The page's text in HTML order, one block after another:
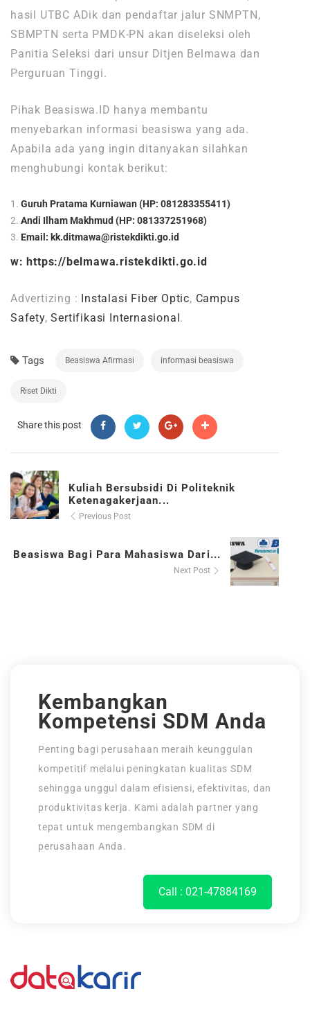
hasil UTBC ADik dan pendaftar jalur SNMPTN,
SBMPTN serta PMDK-PN akan diseleksi oleh
Panitia Seleksi dari unsur Ditjen Belmawa dan
Perguruan Tinggi.
Pihak Beasiswa.ID hanya membantu
menyebarkan informasi beasiswa yang ada.
Apabila ada yang ingin ditanyakan silahkan
menghubungi kontak berikut:
Guruh Pratama Kurniawan (HP: 081283355411)
Andi Ilham Makhmud (HP: 081337251968)
Email: kk.ditmawa@ristekdikti.go.id
w: https://belmawa.ristekdikti.go.id
Advertizing : Instalasi Fiber Optic, Campus
Safety,Sertifikasi Internasional.
Tags Beasiswa Afirmasi informasi beasiswa
Riset Dikti
Share this post
Kuliah Bersubsidi Di Politeknik
Ketenagakerjaan...
Previous Post
Beasiswa Bagi Para Mahasiswa Dari...
Next Post
Kembangkan
Kompetensi SDM Anda
Penting bagi perusahaan meraih keunggulan
kompetitif melalui peningkatan kualitas SDM
sehingga unggul dalam efisiensi, efektivitas, dan
produktivitas kerja. Kami adalah partner yang
tepat untuk mengembangkan SDM di
perusahaan Anda.
Call : 021-47884169